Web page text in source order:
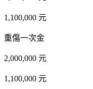
1,100,000 元
重傷一次金
2,000,000 元
1,100,000 元